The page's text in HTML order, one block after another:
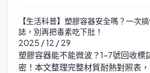
【生活科普】塑膠容器安全嗎？一次
誌，別再把毒素吃下肚！
2025 / 12 / 29
塑膠容器能不能微波？1-7號回收標
密！本文整理完整材質耐熱對照表